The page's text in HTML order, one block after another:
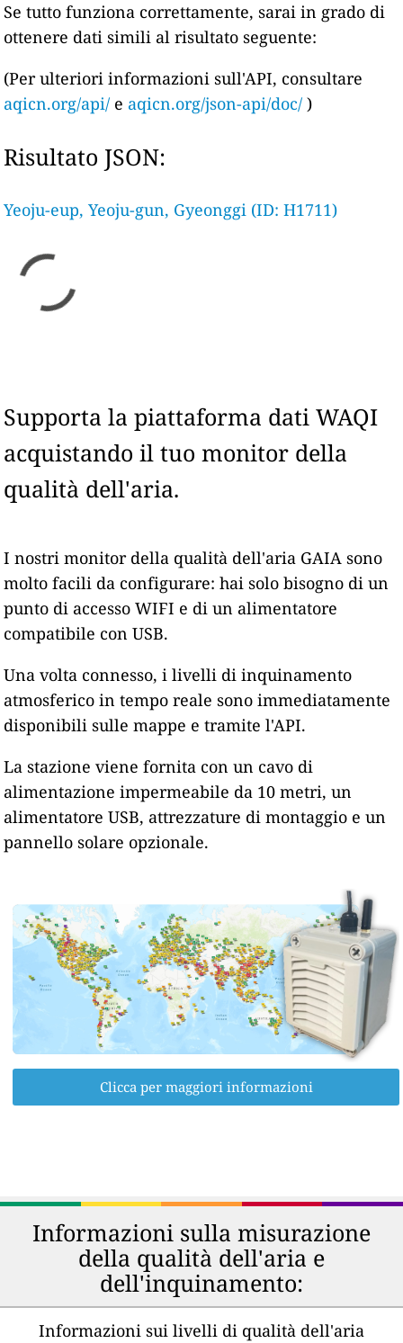
Se tutto funziona correttamente, sarai in grado di
ottenere dati simili al risultato seguente:
(Per ulteriori informazioni sull'API, consultare
aqicn.org/api/ e aqicn.org/json-api/doc/ )
Risultato JSON:
Yeoju-eup, Yeoju-gun, Gyeonggi (ID: H1711)
Supporta la piattaforma dati WAQI
acquistando il tuo monitor della
qualità dell'aria.
I nostri monitor della qualità dell'aria GAIA sono
molto facili da configurare: hai solo bisogno di un
punto di accesso WIFI e di un alimentatore
compatibile con USB.
Una volta connesso, i livelli di inquinamento
atmosferico in tempo reale sono immediatamente
disponibili sulle mappe e tramite l'API.
La stazione viene fornita con un cavo di
alimentazione impermeabile da 10 metri, un
alimentatore USB, attrezzature di montaggio e un
pannello solare opzionale.
Clicca per maggiori informazioni
Informazioni sulla misurazione
della qualità dell'aria e
dell'inquinamento:
Informazioni sui livelli di qualità dell'aria